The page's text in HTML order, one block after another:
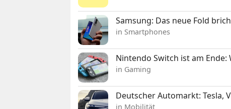
Samsung: Das neue Fold
in Smartphones
Nintendo Switch ist am
in Gaming
Deutscher Automarkt: Tesla,
in Mobilität